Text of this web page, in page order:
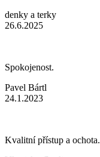
denky a terky
26.6.2025
Spokojenost.
Pavel Bártl
24.1.2023
Kvalitní přístup a ochota.